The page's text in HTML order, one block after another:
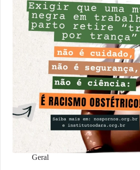
Geral